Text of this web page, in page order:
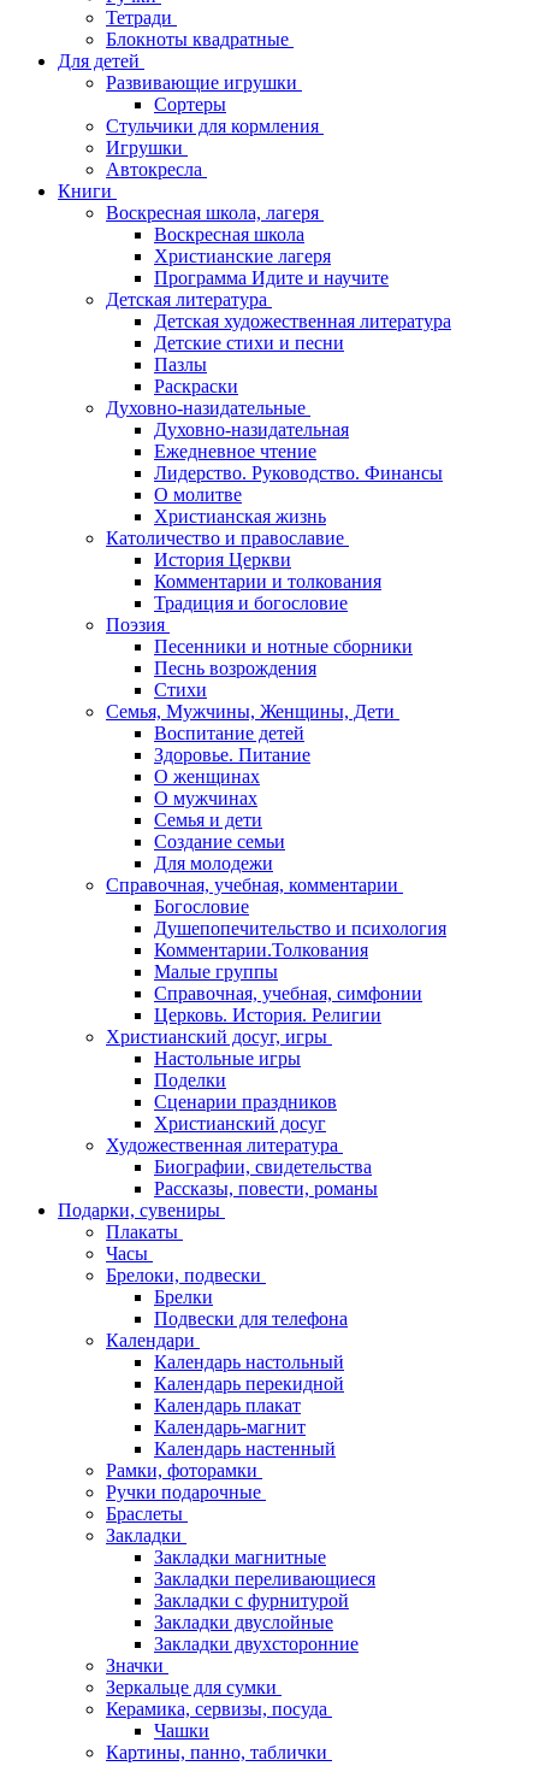
Тетради
Блокноты квадратные
Для детей
Развивающие игрушки
Сортеры
Стульчики для кормления
Игрушки
Автокресла
Книги
Воскресная школа, лагеря
Воскресная школа
Христианские лагеря
Программа Идите и научите
Детская литература
Детская художественная литература
Детские стихи и песни
Пазлы
Раскраски
Духовно-назидательные
Духовно-назидательная
Ежедневное чтение
Лидерство. Руководство. Финансы
О молитве
Христианская жизнь
Католичество и православие
История Церкви
Комментарии и толкования
Традиция и богословие
Поэзия
Песенники и нотные сборники
Песнь возрождения
Стихи
Семья, Мужчины, Женщины, Дети
Воспитание детей
Здоровье. Питание
О женщинах
О мужчинах
Семья и дети
Создание семьи
Для молодежи
Справочная, учебная, комментарии
Богословие
Душепопечительство и психология
Комментарии.Толкования
Малые группы
Справочная, учебная, симфонии
Церковь. История. Религии
Христианский досуг, игры
Настольные игры
Поделки
Сценарии праздников
Христианский досуг
Художественная литература
Биографии, свидетельства
Рассказы, повести, романы
Подарки, сувениры
Плакаты
Часы
Брелоки, подвески
Брелки
Подвески для телефона
Календари
Календарь настольный
Календарь перекидной
Календарь плакат
Календарь-магнит
Календарь настенный
Рамки, фоторамки
Ручки подарочные
Браслеты
Закладки
Закладки магнитные
Закладки переливающиеся
Закладки с фурнитурой
Закладки двуслойные
Закладки двухсторонние
Значки
Зеркальце для сумки
Керамика, сервизы, посуда
Чашки
Картины, панно, таблички